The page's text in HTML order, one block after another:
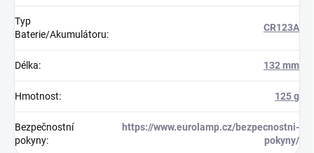
Typ
Baterie/Akumulátoru:
CR123A
Délka: 132 mm
Hmotnost: 125 g
Bezpečnostní
pokyny:
https://www.eurolamp.cz/bezpecnostni-
pokyny/